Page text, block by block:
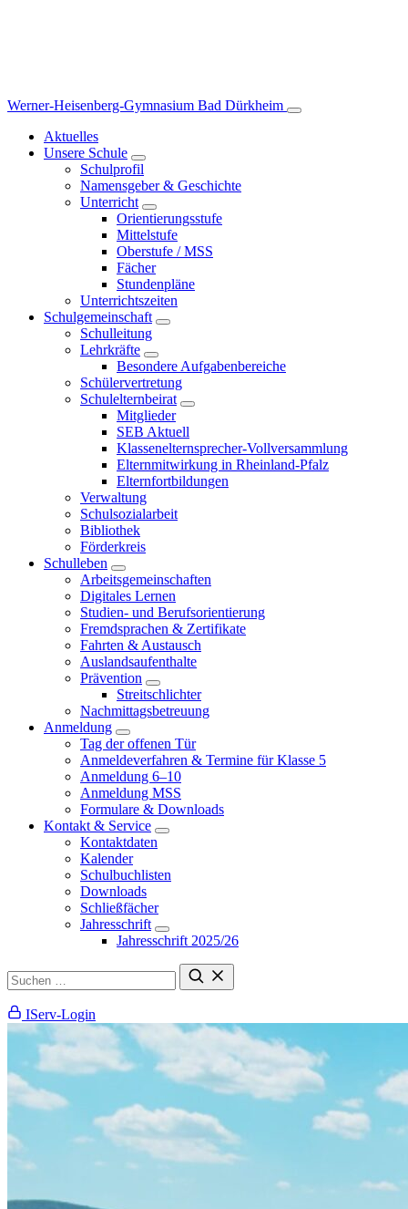
Werner-Heisenberg-Gymnasium Bad Dürkheim
Aktuelles
Unsere Schule
Schulprofil
Namensgeber & Geschichte
Unterricht
Orientierungsstufe
Mittelstufe
Oberstufe / MSS
Fächer
Stundenpläne
Unterrichtszeiten
Schulgemeinschaft
Schulleitung
Lehrkräfte
Besondere Aufgabenbereiche
Schülervertretung
Schulelternbeirat
Mitglieder
SEB Aktuell
Klassenelternsprecher-Vollversammlung
Elternmitwirkung in Rheinland-Pfalz
Elternfortbildungen
Verwaltung
Schulsozialarbeit
Bibliothek
Förderkreis
Schulleben
Arbeitsgemeinschaften
Digitales Lernen
Studien- und Berufsorientierung
Fremdsprachen & Zertifikate
Fahrten & Austausch
Auslandsaufenthalte
Prävention
Streitschlichter
Nachmittagsbetreuung
Anmeldung
Tag der offenen Tür
Anmeldeverfahren & Termine für Klasse 5
Anmeldung 6–10
Anmeldung MSS
Formulare & Downloads
Kontakt & Service
Kontaktdaten
Kalender
Schulbuchlisten
Downloads
Schließfächer
Jahresschrift
Jahresschrift 2025/26
IServ-Login